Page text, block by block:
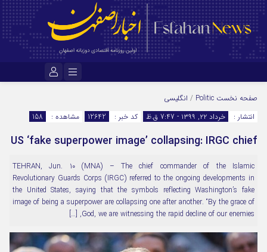
نام کاربری یا نشانی ایمیل
رمز عبور
مرا به خاطر بسپار
صفحه نخست Politic
/ انگلیسی
انتشار :
خرداد ۲۲, ۱۳۹۹ - 7:47 ق.ظ کد خبر : 12642 مشاهده : 158
US ‘fake superpower image’ collapsing: IRGC chief
TEHRAN, Jun. 10 (MNA) – The chief commander of the Islamic
Revolutionary Guards Corps (IRGC) referred to the ongoing developments in
the United States, saying that the symbols reflecting Washington’s fake
image of being a superpower are collapsing one after another. “By the grace of
God, we are witnessing the rapid decline of our enemies, […]